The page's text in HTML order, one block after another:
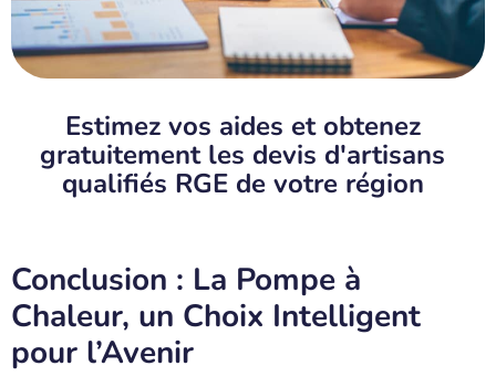
Estimez vos aides et obtenez
gratuitement les devis d'artisans
qualifiés RGE de votre région
Conclusion : La Pompe à
Chaleur, un Choix Intelligent
pour l’Avenir